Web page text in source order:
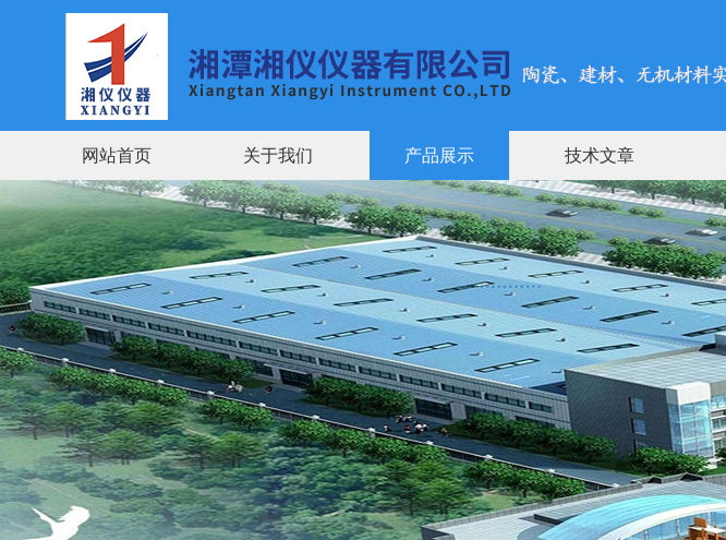
网站首页 关于我们 产品展示 技术文章